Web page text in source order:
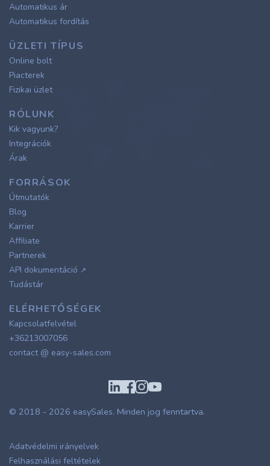
Automatikus ár
Automatikus fordítás
ÜZLETI TÍPUS
Online bolt
Piacterek
Fizikai üzlet
RÓLUNK
Kik vagyunk?
Integrációk
Árak
FORRÁSOK
Útmutatók
Blog
Karrier
Affiliate
Partnerek
API dokumentáció ↗
Tudástár
ELÉRHETŐSÉGEK
Kapcsolatfelvétel
+36213007056
contact @ easy-sales.com
© 2018 - 2026 easySales. Minden jog fenntartva.
Adatvédelmi irányelvek
Felhasználási feltételek